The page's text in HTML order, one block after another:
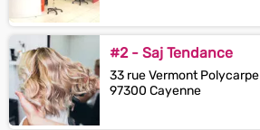
#2 - Saj Tendance
33 rue Vermont Polycarpe
97300 Cayenne